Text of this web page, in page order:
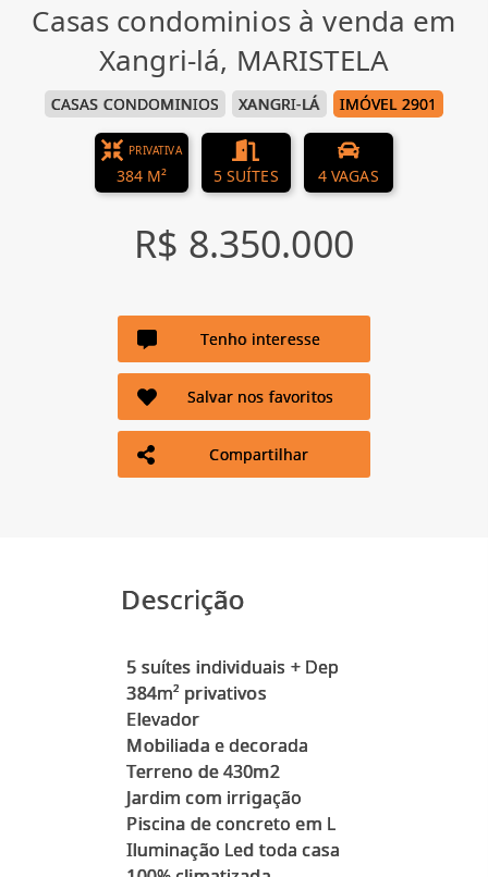
Casas condominios à venda em
Xangri-lá, MARISTELA
CASAS CONDOMINIOS XANGRI-LÁ IMÓVEL 2901
PRIVATIVA
384 M² 5 SUÍTES 4 VAGAS
R$ 8.350.000
Tenho interesse
Salvar nos favoritos
Compartilhar
Descrição
5 suítes individuais + Dep
384m² privativos
Elevador
Mobiliada e decorada
Terreno de 430m2
Jardim com irrigação
Piscina de concreto em L
Iluminação Led toda casa